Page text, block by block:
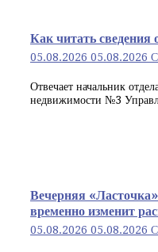
Как читать сведения
05.08.2026 05.08.2026
Отвечает начальник
недвижимости №3
Вечерняя
временно изменит
05.08.2026 05.08.2026